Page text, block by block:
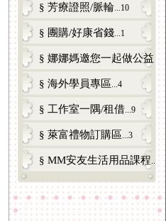
§ 芳療證照/脈輪 ...10
§ 團購/好康省錢 ...1
§ 娜娜媽邀您一起做公益 ...3
§ 海外學員專區 ...4
§ 工作室一隅/租借 ...9
§ 萊富禮物訂購區 ...3
§ MM安友生活用品課程 ...6